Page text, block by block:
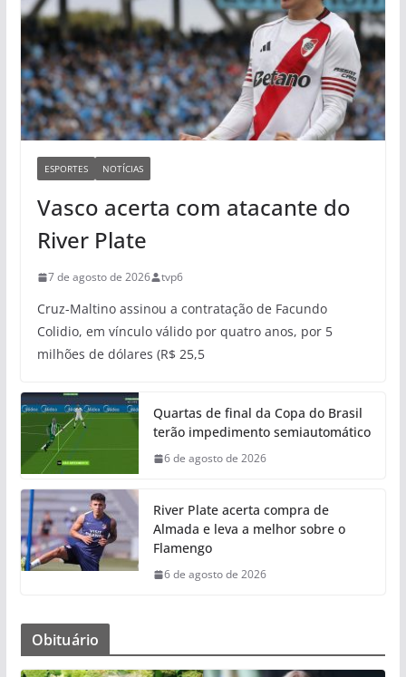
ESPORTES NOTÍCIAS
Vasco acerta com atacante do
River Plate
7 de agosto de 2026 tvp6
Cruz-Maltino assinou a contratação de Facundo
Colidio, em vínculo válido por quatro anos, por 5
milhões de dólares (R$ 25,5
Quartas de final da Copa do Brasil
terão impedimento semiautomático
6 de agosto de 2026
River Plate acerta compra de
Almada e leva a melhor sobre o
Flamengo
6 de agosto de 2026
Obituário